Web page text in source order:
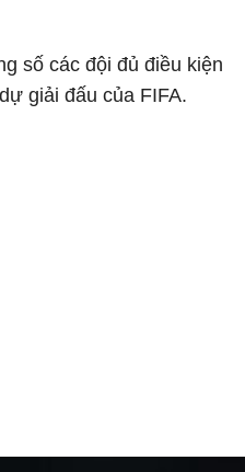
số các đội đủ điều kiện
giải đấu của FIFA.